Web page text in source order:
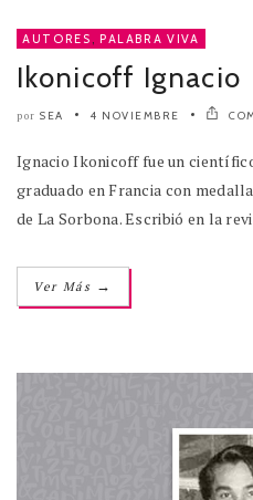
AUTORES , PALABRA VIVA
Ikonicoff Ignacio
por SEA 4 NOVIEMBRE
Ignacio Ikonicoff fue un
graduado en Francia con
de La Sorbona. Escribió en la
Ver Más →